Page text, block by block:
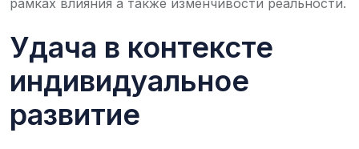
Удача в контексте
индивидуальное
развитие